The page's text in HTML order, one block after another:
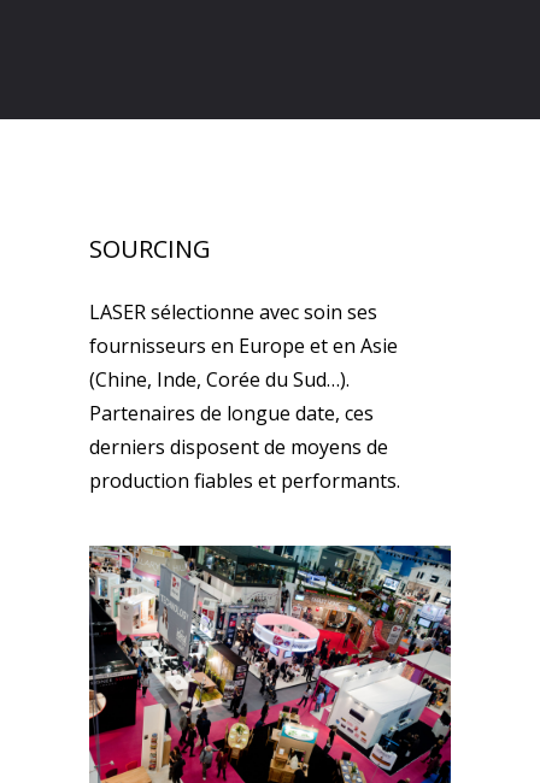
SOURCING
LASER sélectionne avec soin ses
fournisseurs en Europe et en Asie
(Chine, Inde, Corée du Sud…).
Partenaires de longue date, ces
derniers disposent de moyens de
production fiables et performants.